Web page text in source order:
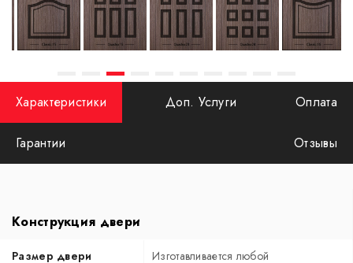
Характеристики Доп. Услуги Оплата
Гарантии Отзывы
Конструкция двери
Размер двери Изготавливается любой